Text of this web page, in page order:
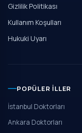
Gizlilik Politikası
Kullanım Koşulları
Hukuki Uyarı
POPÜLER İLLER
İstanbul Doktorları
Ankara Doktorları